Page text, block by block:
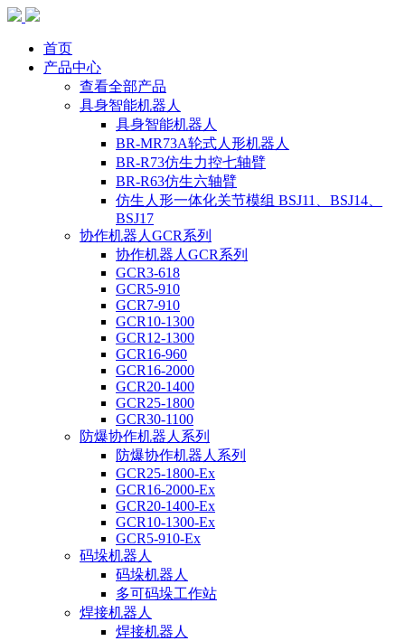
首页
产品中心
查看全部产品
具身智能机器人
具身智能机器人
BR-MR73A轮式人形机器人
BR-R73仿生力控七轴臂
BR-R63仿生六轴臂
仿生人形一体化关节模组 BSJ11、BSJ14、
BSJ17
协作机器人GCR系列
协作机器人GCR系列
GCR3-618
GCR5-910
GCR7-910
GCR10-1300
GCR12-1300
GCR16-960
GCR16-2000
GCR20-1400
GCR25-1800
GCR30-1100
防爆协作机器人系列
防爆协作机器人系列
GCR25-1800-Ex
GCR16-2000-Ex
GCR20-1400-Ex
GCR10-1300-Ex
GCR5-910-Ex
码垛机器人
码垛机器人
多可码垛工作站
焊接机器人
焊接机器人